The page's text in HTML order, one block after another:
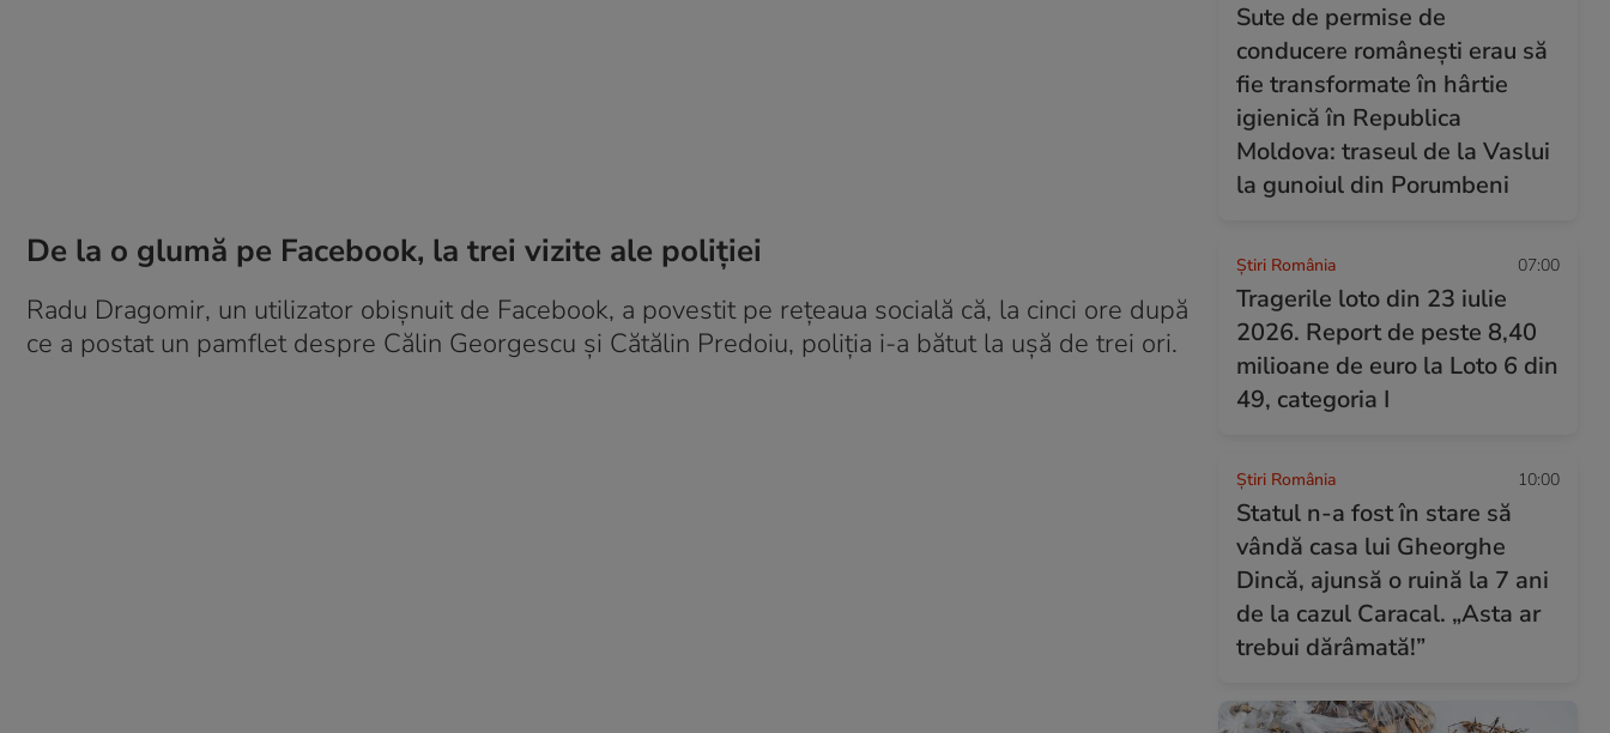
De la o glumă pe Facebook, la trei vizite ale poliției
Radu Dragomir, un utilizator obișnuit de Facebook, a povestit pe rețeaua socială că, la cinci ore după
ce a postat un pamflet despre Călin Georgescu și Cătălin Predoiu, poliția i-a bătut la ușă de trei ori.
Sute de permise de
conducere românești erau să
fie transformate în hârtie
igienică în Republica
Moldova: traseul de la Vaslui
la gunoiul din Porumbeni
Știri România 07:00
Tragerile loto din 23 iulie
2026. Report de peste 8,40
milioane de euro la Loto 6 din
49, categoria I
Știri România 10:00
Statul n-a fost în stare să
vândă casa lui Gheorghe
Dincă, ajunsă o ruină la 7 ani
de la cazul Caracal. „Asta ar
trebui dărâmată!”